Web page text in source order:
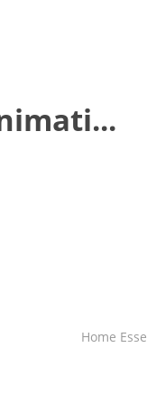
Home